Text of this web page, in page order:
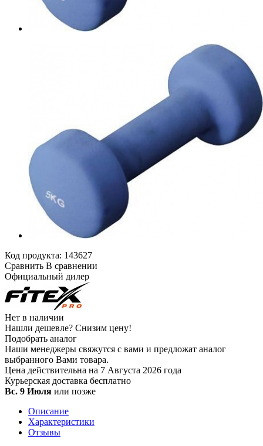
Код продукта: 143627
Сравнить В сравнении
Официальный дилер
Нет в наличии
Нашли дешевле? Снизим цену!
Подобрать аналог
Наши менеджеры свяжутся с вами и предложат аналог
выбранного Вами товара.
Цена действительна на 7 Августа 2026 года
Курьерская доставка бесплатно
Вс. 9 Июля или позже
Описание
Характеристики
Отзывы